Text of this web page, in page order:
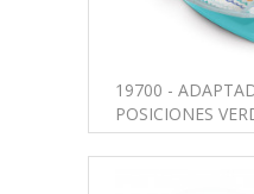
19700 -
POSICIONES